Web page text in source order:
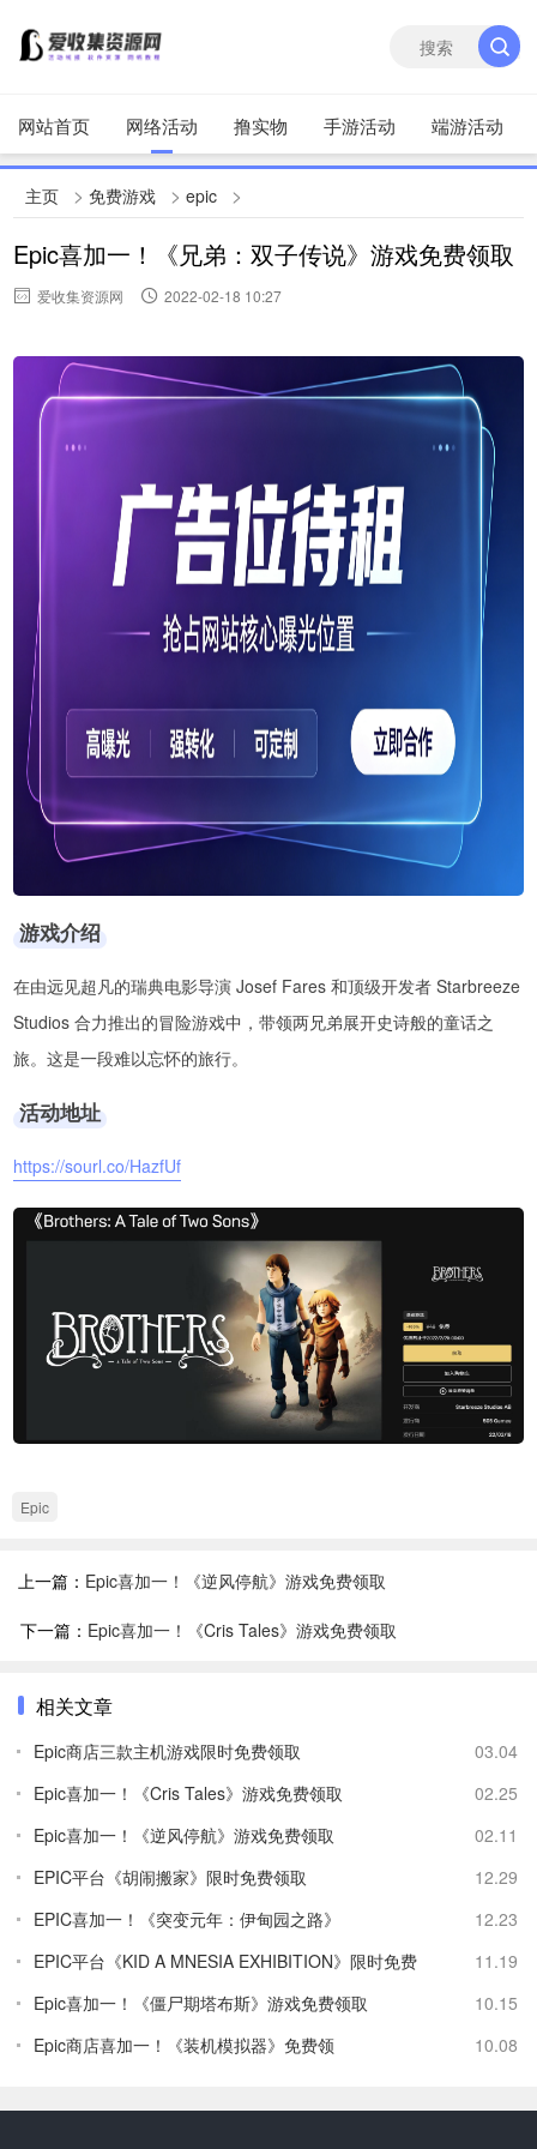
网站首页 网络活动 撸实物 手游活动 端游活动
主页 >免费游戏 >epic >
Epic喜加一！《兄弟：双子传说》游戏免费领取
爱收集资源网 2022-02-18 10:27
游戏介绍
在由远见超凡的瑞典电影导演 Josef Fares 和顶级开发者 Starbreeze
Studios 合力推出的冒险游戏中，带领两兄弟展开史诗般的童话之
旅。这是一段难以忘怀的旅行。
活动地址
https://sourl.co/HazfUf
Epic
上一篇： Epic喜加一！《逆风停航》游戏免费领取
下一篇： Epic喜加一！《Cris Tales》游戏免费领取
相关文章
Epic商店三款主机游戏限时免费领取
03.04
Epic喜加一！《Cris Tales》游戏免费领取
02.25
Epic喜加一！《逆风停航》游戏免费领取
02.11
EPIC平台《胡闹搬家》限时免费领取
12.29
EPIC喜加一！《突变元年：伊甸园之路》
12.23
EPIC平台《KID A MNESIA EXHIBITION》限时免费
11.19
Epic喜加一！《僵尸期塔布斯》游戏免费领取
10.15
Epic商店喜加一！《装机模拟器》免费领
10.08